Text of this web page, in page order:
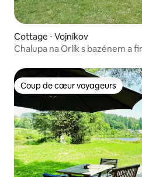
Cottage ⋅ Vojníkov
Chalupa na Orlík s bazénem a
Coup de cœur voyageurs
Coup de cœur voyageurs